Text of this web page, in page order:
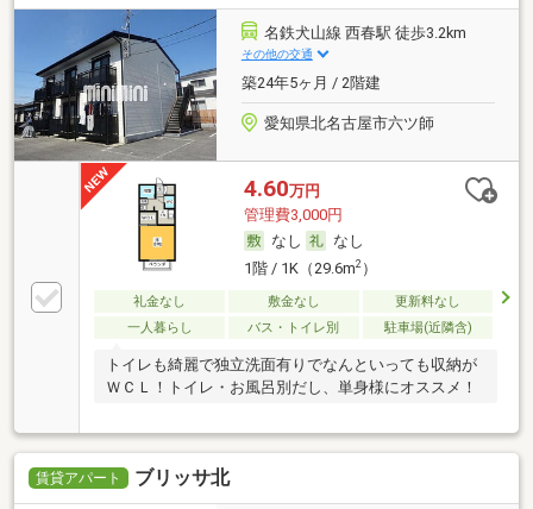
名鉄犬山線 西春駅 徒歩3.2km
その他の交通
築24年5ヶ月 / 2階建
愛知県北名古屋市六ツ師
4.60万円
管理費3,000円
なし
なし
1階 / 1K（29.6m2）
礼金なし 敷金なし
更新料なし
一人暮らし
バス・トイレ別 駐車場(近隣含)
トイレも綺麗で独立洗面有りでなんといっても収納が
ＷＣＬ！トイレ・お風呂別だし、単身様にオススメ！
賃貸アパート ブリッサ北